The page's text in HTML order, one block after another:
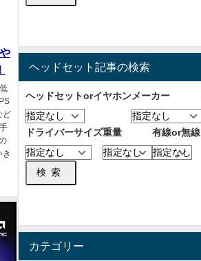
ど
き
ヘッドセット記事の検索
ヘッドセットorイヤホン メーカー
ドライバーサイズ重量 有線or無線
検索
カテゴリー